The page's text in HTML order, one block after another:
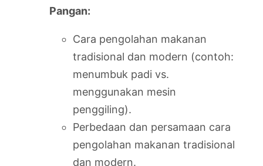
Pangan:
Cara pengolahan makanan
tradisional dan modern (contoh:
menumbuk padi vs.
menggunakan mesin
penggiling).
Perbedaan dan persamaan cara
pengolahan makanan tradisional
dan modern.